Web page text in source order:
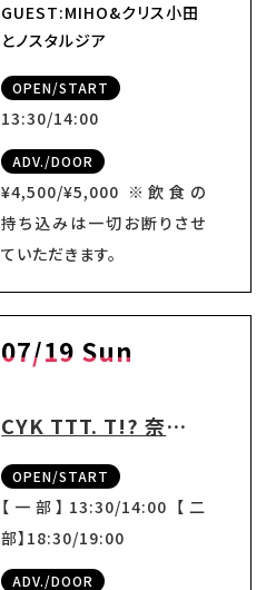
GUEST:MIHO&クリス小田
とノスタルジア
OPEN/START
13:30/14:00
ADV./DOOR
¥4,500/¥5,000 ※飲食の
持ち込みは一切お断りさせ
ていただきます。
07/19 Sun
CYK TTT. T!? 奈良公演
OPEN/START
【一部】13:30/14:00 【二
部】18:30/19:00
ADV./DOOR